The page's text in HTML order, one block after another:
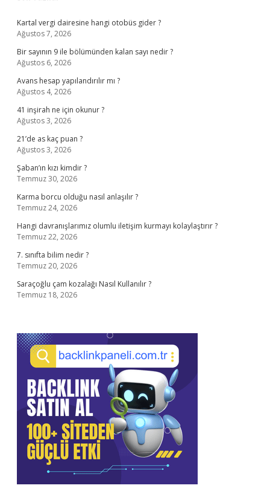
Kartal vergi dairesine hangi otobüs gider ?
Ağustos 7, 2026
Bir sayının 9 ile bölümünden kalan sayı nedir ?
Ağustos 6, 2026
Avans hesap yapılandırılır mı ?
Ağustos 4, 2026
41 inşirah ne için okunur ?
Ağustos 3, 2026
21’de as kaç puan ?
Ağustos 3, 2026
Şaban’ın kızı kimdir ?
Temmuz 30, 2026
Karma borcu olduğu nasıl anlaşılır ?
Temmuz 24, 2026
Hangi davranışlarımız olumlu iletişim kurmayı kolaylaştırır ?
Temmuz 22, 2026
7. sınıfta bilim nedir ?
Temmuz 20, 2026
Saraçoğlu çam kozalağı Nasıl Kullanılır ?
Temmuz 18, 2026